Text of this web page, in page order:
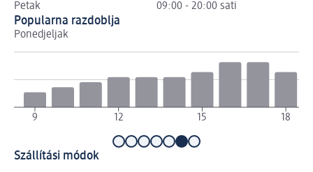
Petak
09:00 - 20:00 sati
Popularna razdoblja
Ponedjeljak
9 12 15 18
Szállítási módok